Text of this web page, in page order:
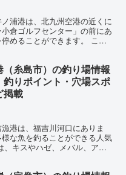
浦港は、北九州空港の近くに
倉ゴルフセンター」の前にあ
めることができます。 この
（糸島市）の釣り場情報
釣りポイント・穴場スポ
掲載
港は、福吉川河口にありま
な魚を釣ることができる人気
キスやハゼ、メバル、アラ